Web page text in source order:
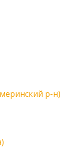
р-н)